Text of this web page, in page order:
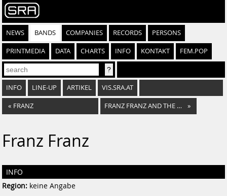
NEWS BANDS COMPANIES RECORDS PERSONS
PRINTMEDIA DATA CHARTS INFO KONTAKT FEM.POP
INFO LINE-UP ARTIKEL VIS.SRA.AT
« FRANZ FRANZ FRANZ AND THE MELODY BOYS »
Franz Franz
INFO
Region: keine Angabe